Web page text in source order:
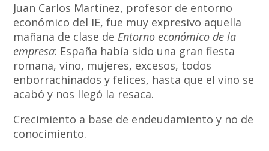
Juan Carlos Martínez, profesor de entorno
económico del IE, fue muy expresivo aquella
mañana de clase deEntorno económico de la
empresa: España había sido una gran fiesta
romana, vino, mujeres, excesos, todos
enborrachinados y felices, hasta que el vino se
acabó y nos llegó la resaca.
Crecimiento a base de endeudamiento y no de
conocimiento.